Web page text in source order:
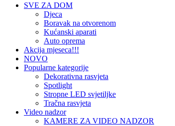
SVE ZA DOM
Djeca
Boravak na otvorenom
Kućanski aparati
Auto oprema
Akcija mjeseca!!!
NOVO
Popularne kategorije
Dekorativna rasvjeta
Spotlight
Stropne LED svjetiljke
Tračna rasvjeta
Video nadzor
KAMERE ZA VIDEO NADZOR